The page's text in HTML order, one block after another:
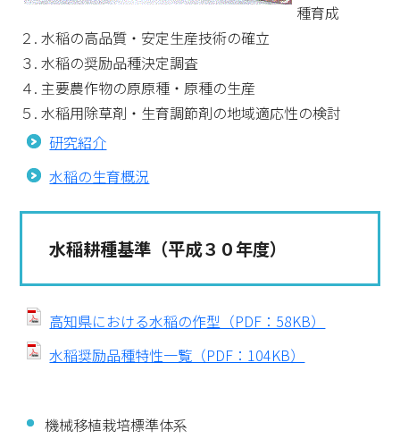
種育成
２. 水稲の高品質・安定生産技術の確立
３. 水稲の奨励品種決定調査
４. 主要農作物の原原種・原種の生産
５. 水稲用除草剤・生育調節剤の地域適応性の検討
研究紹介
水稲の生育概況
水稲耕種基準（平成３０年度）
高知県における水稲の作型（PDF：58KB）
水稲奨励品種特性一覧（PDF：104KB）
機械移植栽培標準体系